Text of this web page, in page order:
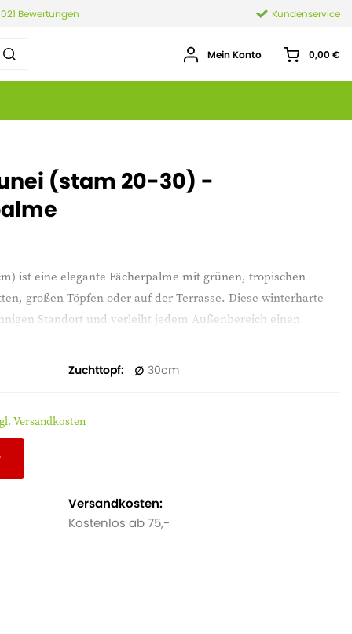
Bewertungen Kundenservice
Mein Konto 0,00 €
(stam 20-30) -
ist eine elegante Fächerpalme mit grünen, tropischen
großen Töpfen oder auf der Terrasse. Diese winterharte
Standort und verleiht jedem Außenbereich einen
Zuchttopf 30
Versandkosten
Versandkosten:
Kostenlos ab 75,-